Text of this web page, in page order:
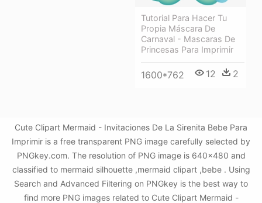
Tutorial Para Hacer Tu
Propia Máscara De
Carnaval - Mascaras De
Princesas Para Imprimir
1600*762 12 2
Cute Clipart Mermaid - Invitaciones De La Sirenita Bebe Para
Imprimir is a free transparent PNG image carefully selected by
PNGkey.com. The resolution of PNG image is 640x480 and
classified to mermaid silhouette ,mermaid clipart ,bebe . Using
Search and Advanced Filtering on PNGkey is the best way to
find more PNG images related to Cute Clipart Mermaid -